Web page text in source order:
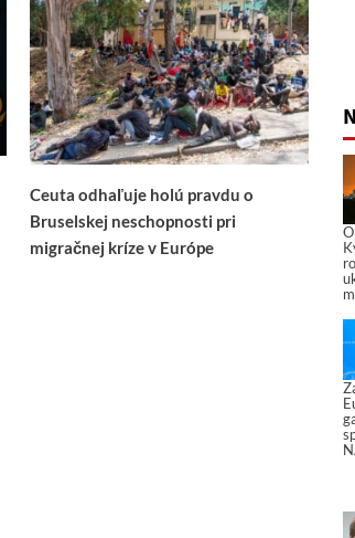
Ceuta odhaľuje holú pravdu o
Bruselskej neschopnosti pri
migračnej kríze v Európe